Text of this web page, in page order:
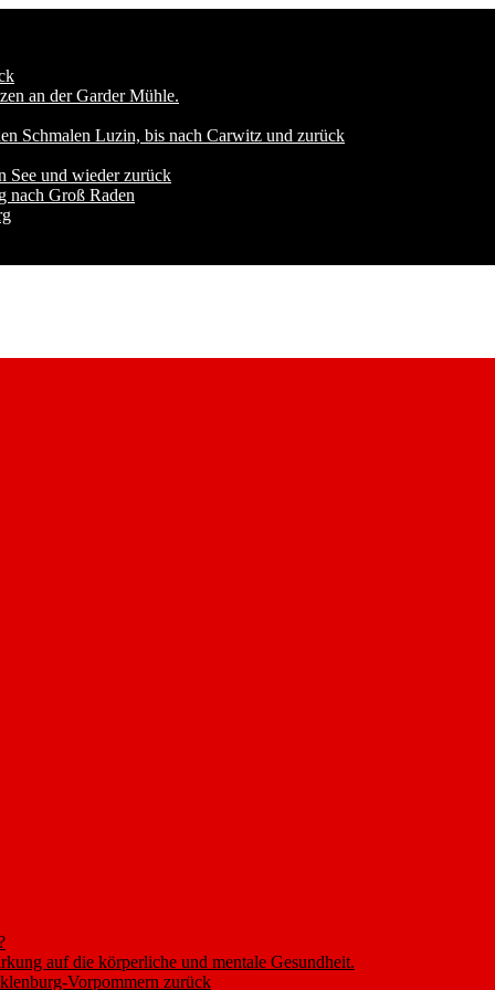
an der Garder Mühle.
Schmalen Luzin, bis nach Carwitz und zurück
See und wieder zurück
nach Groß Raden
auf die körperliche und mentale Gesundheit.
Vorpommern zurück